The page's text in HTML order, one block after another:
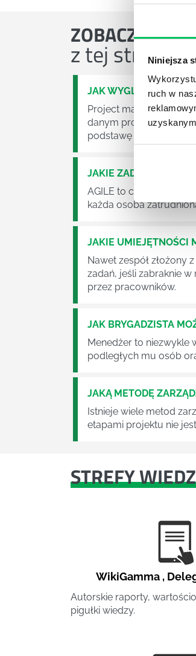
Niniejsza
ruch w
ZOBACZ
z tej strefy
JAK WYGLĄDA PRACA
Project management
danym projektem
podstawę działalności
JAKIE ZADANIA
AGILE to coraz
każda osoba
JAKIE UMIEJĘTNOŚCI
Nawet zespół złożony
zadań, jeśli zabraknie
przez pracowników.
JAK BRYGADZISTA
Menedżer to niezwykle
podległych mu osób
JAKĄ METODĘ
Istnieje wiele metod
etapami projektu nie
STREFY
WikiGamma ,
Autorskie raporty,
pigułki wiedzy.